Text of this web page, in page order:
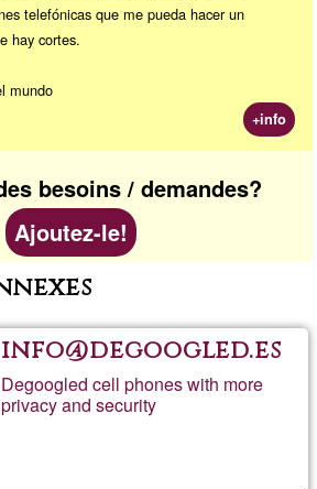
telefónicas que me pueda hacer un
hay cortes.
mundo
+info
besoins / demandes?
Ajoutez-le!
info@degoogled.es
Degoogled cell phones with more
privacy and security